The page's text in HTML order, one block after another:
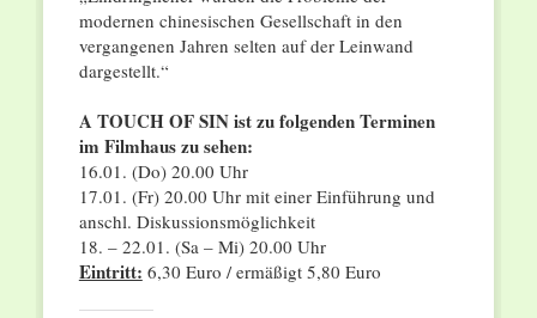
modernen chinesischen Gesellschaft in den
vergangenen Jahren selten auf der Leinwand
dargestellt.“
A TOUCH OF SIN ist zu folgenden Terminen
im Filmhaus zu sehen:
16.01. (Do) 20.00 Uhr
17.01. (Fr) 20.00 Uhr mit einer Einführung und
anschl. Diskussionsmöglichkeit
18. – 22.01. (Sa – Mi) 20.00 Uhr
Eintritt: 6,30 Euro / ermäßigt 5,80 Euro